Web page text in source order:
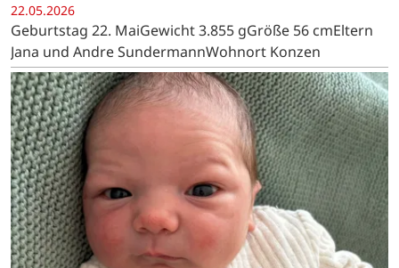
22.05.2026
Geburtstag 22. MaiGewicht 3.855 gGröße 56 cmEltern
Jana und Andre SundermannWohnort Konzen